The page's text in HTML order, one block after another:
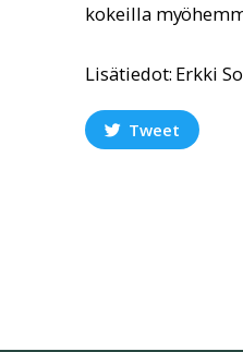
kokeilla
Lisätiedot: Erkki
Tweet